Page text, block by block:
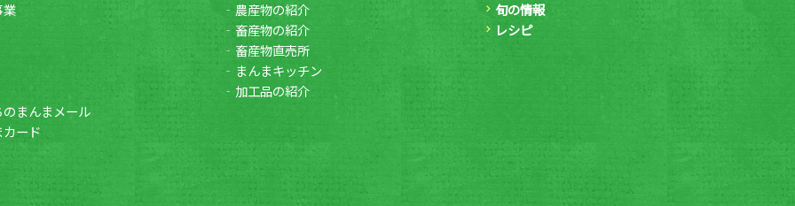
業
のまんまメール
ード
農産物の紹介
畜産物の紹介
畜産物直売所
まんまキッチン
加工品の紹介
旬の情報
レシピ